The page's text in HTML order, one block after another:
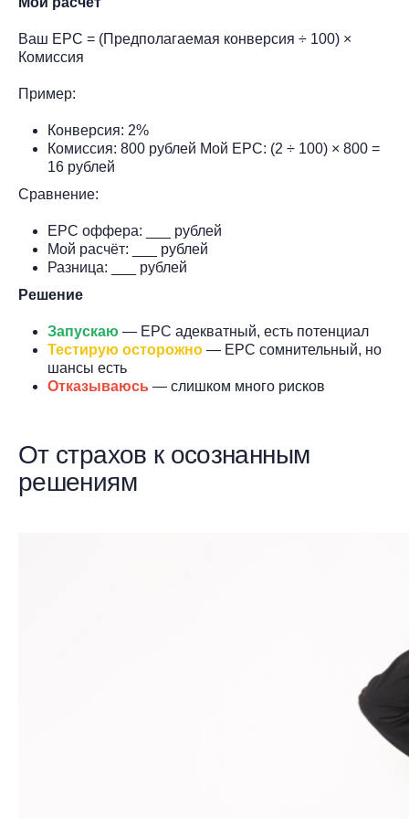
Ваш EPC = (Предполагаемая конверсия ÷ 100) ×
Комиссия
Пример:
Конверсия: 2%
Комиссия: 800 рублей Мой EPC: (2 ÷ 100) × 800 =
16 рублей
Сравнение:
EPC оффера: ___ рублей
Мой расчёт: ___ рублей
Разница: ___ рублей
Решение
Запускаю — EPC адекватный, есть потенциал
Тестирую осторожно — EPC сомнительный, но
шансы есть
Отказываюсь — слишком много рисков
От страхов к осознанным
решениям